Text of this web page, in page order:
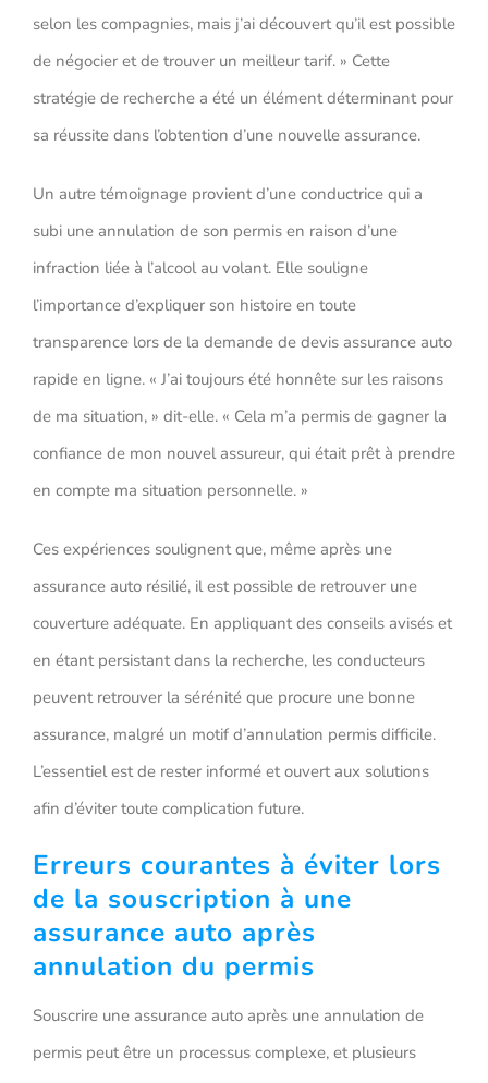
selon les compagnies, mais j’ai découvert qu’il est possible
de négocier et de trouver un meilleur tarif. » Cette
stratégie de recherche a été un élément déterminant pour
sa réussite dans l’obtention d’une nouvelle assurance.
Un autre témoignage provient d’une conductrice qui a
subi une annulation de son permis en raison d’une
infraction liée à l’alcool au volant. Elle souligne
l’importance d’expliquer son histoire en toute
transparence lors de la demande de devis assurance auto
rapide en ligne. « J’ai toujours été honnête sur les raisons
de ma situation, » dit-elle. « Cela m’a permis de gagner la
confiance de mon nouvel assureur, qui était prêt à prendre
en compte ma situation personnelle. »
Ces expériences soulignent que, même après une
assurance auto résilié, il est possible de retrouver une
couverture adéquate. En appliquant des conseils avisés et
en étant persistant dans la recherche, les conducteurs
peuvent retrouver la sérénité que procure une bonne
assurance, malgré un motif d’annulation permis difficile.
L’essentiel est de rester informé et ouvert aux solutions
afin d’éviter toute complication future.
Erreurs courantes à éviter lors
de la souscription à une
assurance auto après
annulation du permis
Souscrire une assurance auto après une annulation de
permis peut être un processus complexe, et plusieurs